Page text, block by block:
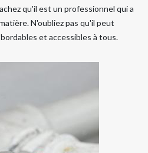
qu'il est un professionnel qui a
N'oubliez pas qu'il peut
et accessibles à tous.